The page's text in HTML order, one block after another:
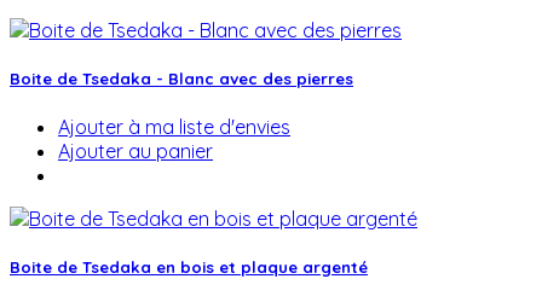
Boite de Tsedaka - Blanc avec des pierres
Ajouter à ma liste d'envies
Ajouter au panier
Boite de Tsedaka en bois et plaque argenté